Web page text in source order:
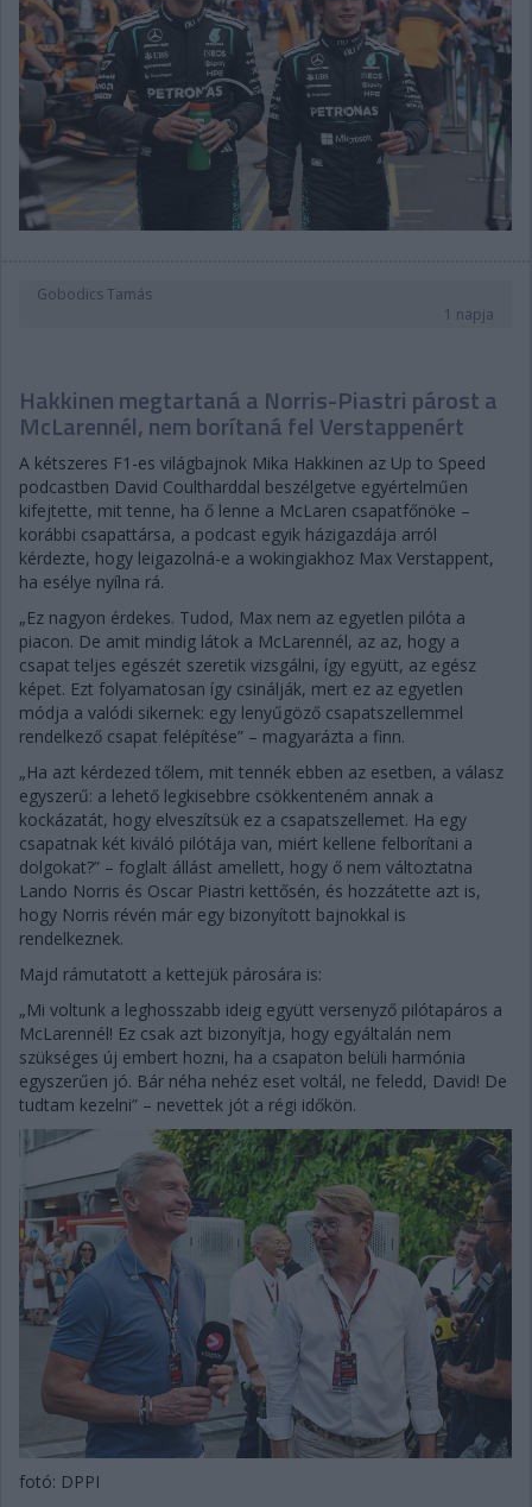
Gobodics Tamás
1 napja
Hakkinen megtartaná a Norris-Piastri párost a
McLarennél, nem borítaná fel Verstappenért
A kétszeres F1-es világbajnok Mika Hakkinen az Up to Speed
podcastben David Coultharddal beszélgetve egyértelműen
kifejtette, mit tenne, ha ő lenne a McLaren csapatfőnöke –
korábbi csapattársa, a podcast egyik házigazdája arról
kérdezte, hogy leigazolná-e a wokingiakhoz Max Verstappent,
ha esélye nyílna rá.
„Ez nagyon érdekes. Tudod, Max nem az egyetlen pilóta a
piacon. De amit mindig látok a McLarennél, az az, hogy a
csapat teljes egészét szeretik vizsgálni, így együtt, az egész
képet. Ezt folyamatosan így csinálják, mert ez az egyetlen
módja a valódi sikernek: egy lenyűgöző csapatszellemmel
rendelkező csapat felépítése” – magyarázta a finn.
„Ha azt kérdezed tőlem, mit tennék ebben az esetben, a válasz
egyszerű: a lehető legkisebbre csökkenteném annak a
kockázatát, hogy elveszítsük ez a csapatszellemet. Ha egy
csapatnak két kiváló pilótája van, miért kellene felborítani a
dolgokat?” – foglalt állást amellett, hogy ő nem változtatna
Lando Norris és Oscar Piastri kettősén, és hozzátette azt is,
hogy Norris révén már egy bizonyított bajnokkal is
rendelkeznek.
Majd rámutatott a kettejük párosára is:
„Mi voltunk a leghosszabb ideig együtt versenyző pilótapáros a
McLarennél! Ez csak azt bizonyítja, hogy egyáltalán nem
szükséges új embert hozni, ha a csapaton belüli harmónia
egyszerűen jó. Bár néha nehéz eset voltál, ne feledd, David! De
tudtam kezelni” – nevettek jót a régi időkön.
fotó: DPPI